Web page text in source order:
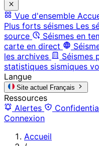
Vue d'ensemble
Plus forts séismes Les
source
Séismes en
carte en direct
les archives
Séismes
statistiques sismiques
Langue
Site actuel Français
Ressources
Alertes
Connexion
Accueil